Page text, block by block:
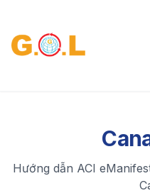
Hướng dẫn ACI